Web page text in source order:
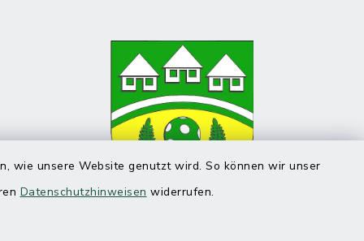
wie unsere Website genutzt wird. So können wir unser
Datenschutzhinweisen widerrufen.